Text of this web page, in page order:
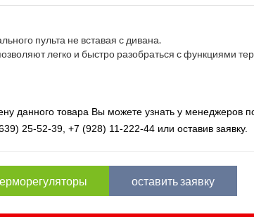
пульта не вставая с дивана.
легко и быстро разобраться с функциями
данного товара Вы можете узнать у менеджеров
25-52-39, +7 (928) 11-222-44 или оставив заявку.
оставить заявку